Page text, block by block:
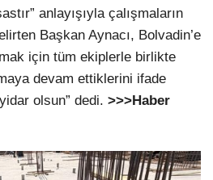
anlayışıyla çalışmaların
Başkan Aynacı, Bolvadin’e
için tüm ekiplerle birlikte
devam ettiklerini ifade
olsun” dedi. >>>Haber